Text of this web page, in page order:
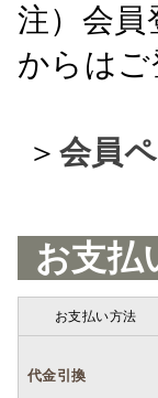
注）会
からはご
＞ 会員
お支
お支払い方法
代金引換